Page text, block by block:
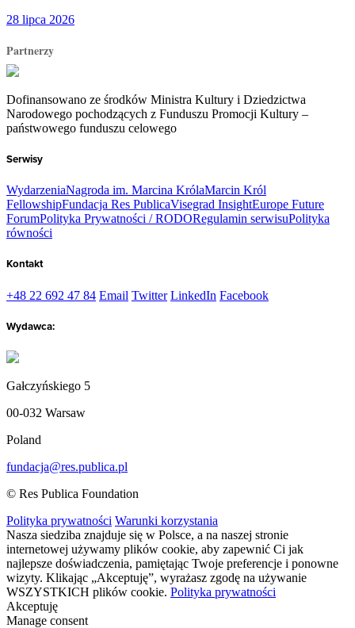
28 lipca 2026
Partnerzy
Dofinansowano ze środków Ministra Kultury i Dziedzictwa
Narodowego pochodzących z Funduszu Promocji Kultury –
państwowego funduszu celowego
Serwisy
WydarzeniaNagroda im. Marcina KrólaMarcin Król
FellowshipFundacja Res PublicaVisegrad InsightEurope Future
ForumPolityka Prywatności / RODORegulamin serwisuPolityka
równości
Kontakt
+48 22 692 47 84 Email Twitter LinkedIn Facebook
Wydawca:
Gałczyńskiego 5
00-032 Warsaw
Poland
fundacja@res.publica.pl
© Res Publica Foundation
Polityka prywatności Warunki korzystania
Nasza siedziba znajduje się w Polsce, a na naszej stronie
internetowej używamy plików cookie, aby zapewnić Ci jak
najlepsze doświadczenia, pamiętając Twoje preferencje i ponowne
wizyty. Klikając „Akceptuję”, wyrażasz zgodę na używanie
WSZYSTKICH plików cookie. Polityka prywatności
Akceptuję
Manage consent